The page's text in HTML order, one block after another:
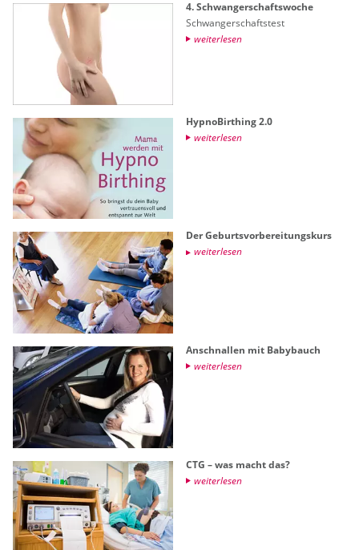
4. Schwan­ger­schafts­wo­che
Schwan­ger­schafts­test
wei­ter­le­sen
Hyp­no­Bir­thing 2.0
wei­ter­le­sen
Der Ge­burts­vor­be­rei­tungs­kurs
wei­ter­le­sen
An­schnal­len mit Ba­by­bauch
wei­ter­le­sen
CTG – was macht das?
wei­ter­le­sen